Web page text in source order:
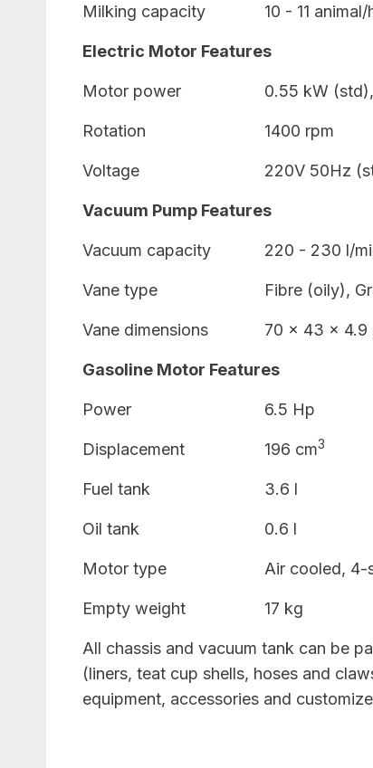
Milking capacity 10 - 11
Electric Motor Features
Motor power 0.55 kW
Rotation 1400 rpm
Voltage 220V 50Hz
Vacuum Pump Features
Vacuum capacity 220 - 230 l/
Vane type Fibre (oily),
Vane dimensions 70 x 43 x 4.9
Gasoline Motor Features
Power 6.5 Hp
Displacement 196 cm3
Fuel tank 3.6 l
Oil tank 0.6 l
Motor type Air cooled, 4-
Empty weight 17 kg
All chassis and vacuum tank can be
(liners, teat cup shells, hoses and
equipment, accessories and